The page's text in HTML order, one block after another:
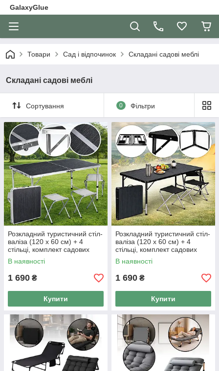
GalaxyGlue
Товари Сад і відпочинок Складані садові меблі
Складані садові меблі
Сортування 0 Фільтри
Розкладний туристичний стіл-
валіза (120 х 60 см) + 4
стільці, комплект садових
меблів, Сірий
В наявності
1 690 ₴
Купити
Розкладний туристичний стіл-
валіза (120 х 60 см) + 4
стільці, комплект садових
меблів, Чорний
В наявності
1 690 ₴
Купити